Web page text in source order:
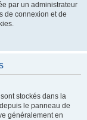
par un administrateur
de connexion et de
stockés dans la
le panneau de
généralement en